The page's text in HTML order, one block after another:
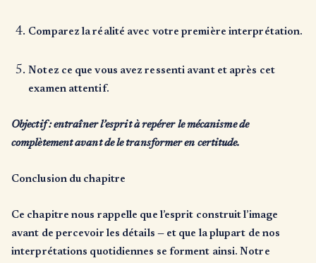
Comparez la réalité avec votre première interprétation.
Notez ce que vous avez ressenti avant et après cet
examen attentif.
Objectif : entraîner l’esprit à repérer le mécanisme de
complètement avant de le transformer en certitude.
Conclusion du chapitre
Ce chapitre nous rappelle que l’esprit construit l’image
avant de percevoir les détails — et que la plupart de nos
interprétations quotidiennes se forment ainsi. Notre